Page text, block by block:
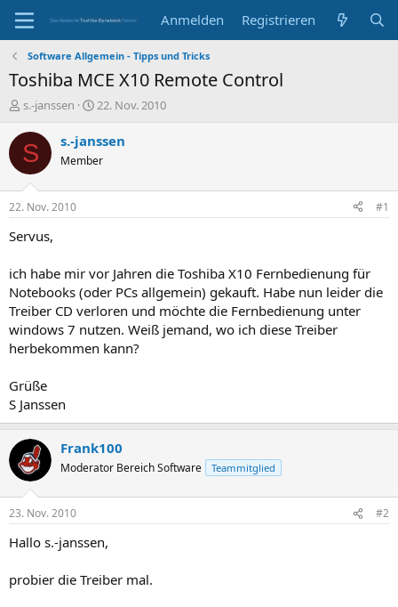
Anmelden Registrieren
Software Allgemein - Tipps und Tricks
Toshiba MCE X10 Remote Control
E
s
t
e
r
s.-janssen
E
s
e
t
22. Nov. 2010
S s.-janssen
Member
22. Nov. 2010 #1
Servus,
ich habe mir vor Jahren die Toshiba X10 Fernbedienung für
Notebooks (oder PCs allgemein) gekauft. Habe nun leider die
Treiber CD verloren und möchte die Fernbedienung unter
windows 7 nutzen. Weiß jemand, wo ich diese Treiber
herbekommen kann?
Grüße
S Janssen
Frank100
Moderator Bereich Software Teammitglied
23. Nov. 2010 #2
Hallo s.-janssen,
probier die Treiber mal.